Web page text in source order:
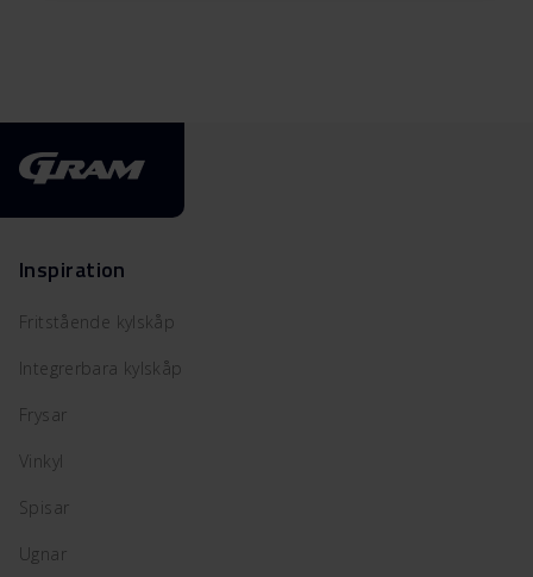
Inspiration
Fritstående kylskåp
Integrerbara kylskåp
Frysar
Vinkyl
Spisar
Ugnar